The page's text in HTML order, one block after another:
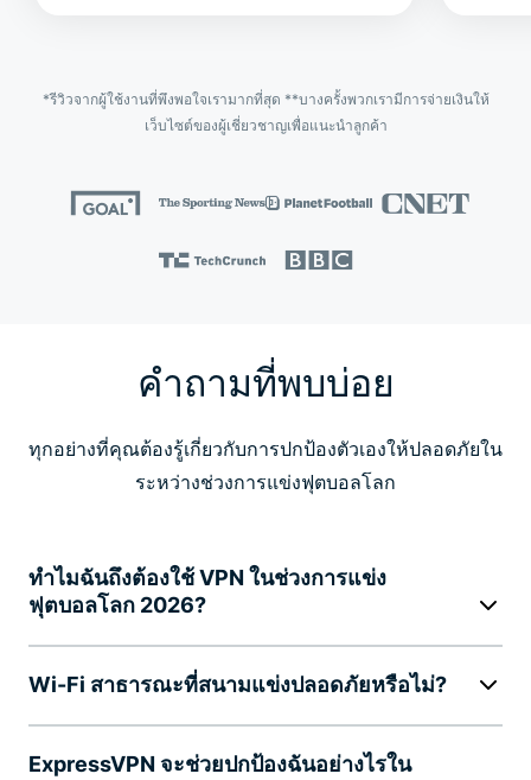
*รีวิวจากผู้ใช้งานที่พึงพอใจเรามากที่สุด **บางครั้งพวกเรามีการจ่ายเงินให้
เว็บไซต์ของผู้เชี่ยวชาญเพื่อแนะนำลูกค้า
คำถามที่พบบ่อย
ทุกอย่างที่คุณต้องรู้เกี่ยวกับการปกป้องตัวเองให้ปลอดภัยใน
ระหว่างช่วงการแข่งฟุตบอลโลก
ทำไมฉันถึงต้องใช้ VPN ในช่วงการแข่ง
ฟุตบอลโลก 2026?
Wi-Fi สาธารณะที่สนามแข่งปลอดภัยหรือไม่?
ExpressVPN จะช่วยปกป้องฉันอย่างไรใน